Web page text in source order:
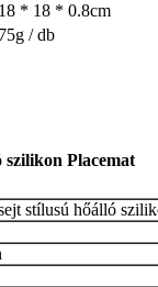
18 * 18 * 0.8cm
75g / db
szilikon Placemat
stílusú hőálló